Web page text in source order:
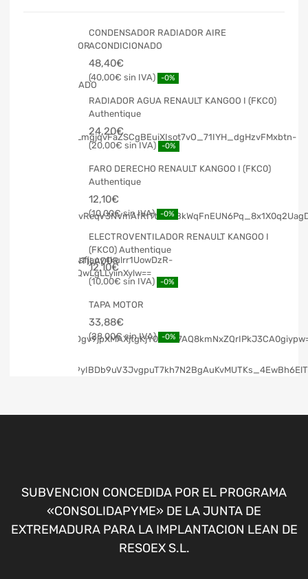
CONDENSADOR RADIADOR AIRE
ACONDICIONADO
48,40€
40,00€ -0%
RADIADOR AGUA RENAULT KANGOO I (FKC0)
Authentique
24,20€
20,00€ -0%
FARO DERECHO RENAULT KANGOO I (FKC0)
Authentique
12,10€
10,00€ -0%
ELECTROVENTILADOR RENAULT KANGOO I
(FKC0) Authentique
12,10€
10,00€ -0%
TAPA MOTOR
33,88€
28,00€ -0%
SUBVENCION CONCEDIDA POR EL PROGRAMA
«CONSOLIDAPYME» DE LA JUNTA DE
EXTREMADURA PARA LA IMPLANTACION LEAN DE
RESOEX S.L.